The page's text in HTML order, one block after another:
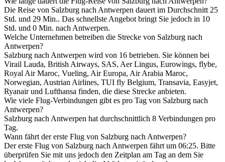
Die Reise von Salzburg nach Antwerpen dauert im Durchschnitt 25
Std. und 29 Min.. Das schnellste Angebot bringt Sie jedoch in 10
Std. und 0 Min. nach Antwerpen.
Welche Unternehmen betreiben die Strecke von Salzburg nach
Antwerpen?
Salzburg nach Antwerpen wird von 16 betrieben. Sie können bei
Virail Lauda, British Airways, SAS, Aer Lingus, Eurowings, flybe,
Royal Air Maroc, Vueling, Air Europa, Air Arabia Maroc,
Norwegian, Austrian Airlines, TUI fly Belgium, Transavia, Easyjet,
Ryanair und Lufthansa finden, die diese Strecke anbieten.
Wie viele Flug-Verbindungen gibt es pro Tag von Salzburg nach
Antwerpen?
Salzburg nach Antwerpen hat durchschnittlich 8 Verbindungen pro
Tag.
Wann fährt der erste Flug von Salzburg nach Antwerpen?
Der erste Flug von Salzburg nach Antwerpen fährt um 06:25. Bitte
überprüfen Sie mit uns jedoch den Zeitplan am Tag an dem Sie